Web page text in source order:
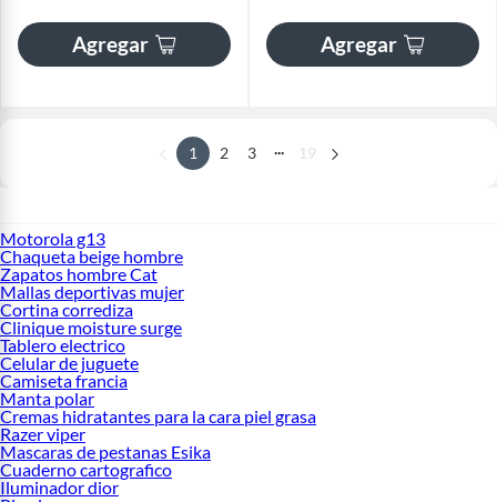
Agregar Agregar
1 2 3 ... 19
Motorola g13
Chaqueta beige hombre
Zapatos hombre Cat
Mallas deportivas mujer
Cortina corrediza
Clinique moisture surge
Tablero electrico
Celular de juguete
Camiseta francia
Manta polar
Cremas hidratantes para la cara piel grasa
Razer viper
Mascaras de pestanas Esika
Cuaderno cartografico
Iluminador dior